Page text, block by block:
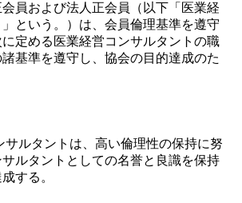
員および法人正会員（以下「医業経
という。）は、会員倫理基準を遵守
定める医業経営コンサルタントの職
基準を遵守し、協会の目的達成のた
サルタントは、高い倫理性の保持に努
ルタントとしての名誉と良識を保持
する。